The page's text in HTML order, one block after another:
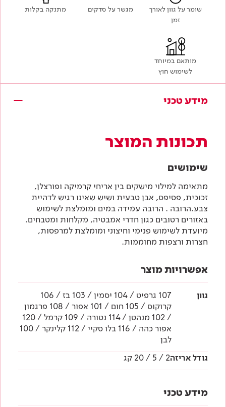
שומר על גוון לאורך
זמן
מגשר על סדקים מתנקה בקלות
מותאם במיוחד
לשימוש חוץ
מידע טכני
תכונות המוצר
שימושים
מתאימה למילוי מישקים בין אריחי קרמיקה ופורצלן,
זכוכית, פסיפס, אבן טבעית ושיש שאינו רגיש לדהיית
צבע.הרובה . הרובה עמידה במים ומומלצת לשימוש
באזורים רטובים כגון חדרי אמבטיה, מקלחות ומטבחים.
מיועדת לשימוש פנימי וחיצוני ומומלצת למרפסות,
חצרות ורצפות מחוממות.
אפשרויות מוצר
גוון
107 גרפיט / 104 יסמין / 103 בז / 106
קרוקוס / 105 חום / 101 אפור / 108 פרגמון
/ 102 מנהטן / 114 נטורה / 109 קרמל / 120
אפור כהה / 116 בלו סקיי / 112 קלינקר / 100
לבן
גודל אריזה2 / 5 / 20 קג
מידע טכני